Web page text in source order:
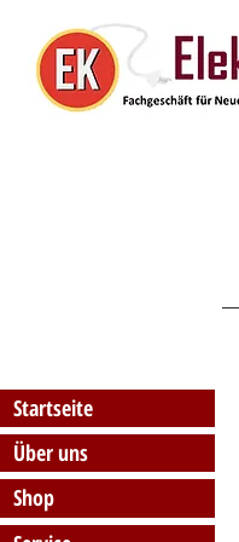
Startseite
Über uns
Shop